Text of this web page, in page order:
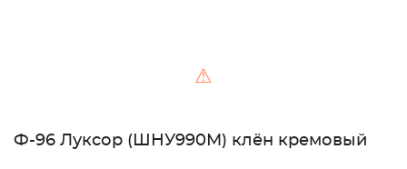
⚠
Ф-96 Луксор (ШНУ990М) клён кремовый